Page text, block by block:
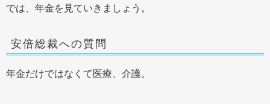
では、年金を見ていきましょう。
安倍総裁への質問
年金だけではなくて医療、介護。